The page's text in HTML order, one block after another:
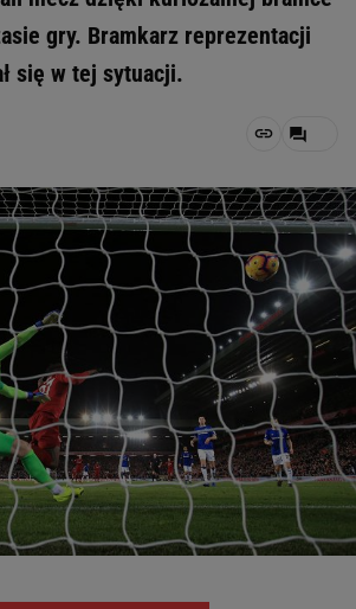
gry. Bramkarz reprezentacji
się w tej sytuacji.